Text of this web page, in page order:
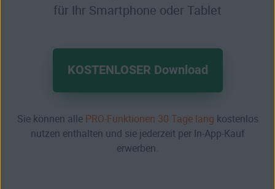
für Ihr Smartphone oder Tablet
KOSTENLOSER Download
Sie können alle PRO-Funktionen 30 Tage lang kostenlos
nutzen enthalten und sie jederzeit per In‑App-Kauf
erwerben.